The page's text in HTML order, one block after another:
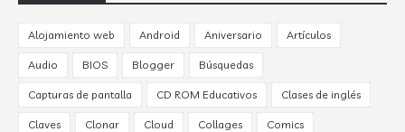
Alojamiento web Android Aniversario Artículos
Audio BIOS Blogger Búsquedas
Capturas de pantalla CD ROM Educativos Clases de inglés
Claves Clonar Cloud Collages Comics